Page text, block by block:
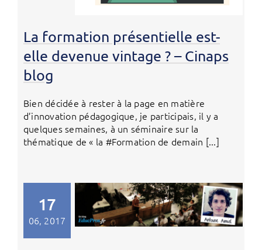
La formation présentielle est-
elle devenue vintage ? – Cinaps
blog
Bien décidée à rester à la page en matière
d’innovation pédagogique, je participais, il y a
quelques semaines, à un séminaire sur la
thématique de « la #Formation de demain [...]
17
06, 2017